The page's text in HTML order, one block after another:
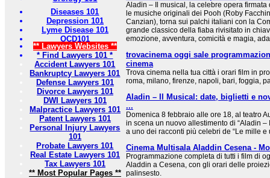
Diseases 101
Depression 101
Lyme Disease 101
OCD101
** Lawyers Websites **
* Find Lawyers 101 *
Accident Lawyers 101
Bankruptcy Lawyers 101
Defense Lawyers 101
Divorce Lawyers 101
DWI Lawyers 101
Malpractice Lawyers 101
Patent Lawyers 101
Personal Injury Lawyers
101
Probate Lawyers 101
Real Estate Lawyers 101
Tax Lawyers 101
** Most Popular Pages **
Aladin – Il musical, la celebre opera firmata
le musiche originali dei Pooh (Roby
Canzian), torna sui palchi italiani con la
grande classico della fiaba rivisitato in
emozione, avventura, comicità e magia,
trovacinema oggi sale
cinema
Trova cinema nella tua città i orari film in
roma, milano, firenze, napoli, bari, foggia,
Aladin – Il Musical: date, biglietti e
...
Domenica 8 febbraio alle ore 18, al teatro
in scena un nuovo allestimento di “Aladin –
a uno dei racconti più celebri de “Le mille e
Cinema Multisala Aladdin Cesena -
Programmazione completa di tutti i film di
Aladdin a Cesena, con gli orari delle
palinsesto.